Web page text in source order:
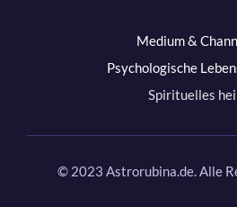
Medium &
Psychologische
Spirituelles
© 2023 Astrorubina.de. Alle